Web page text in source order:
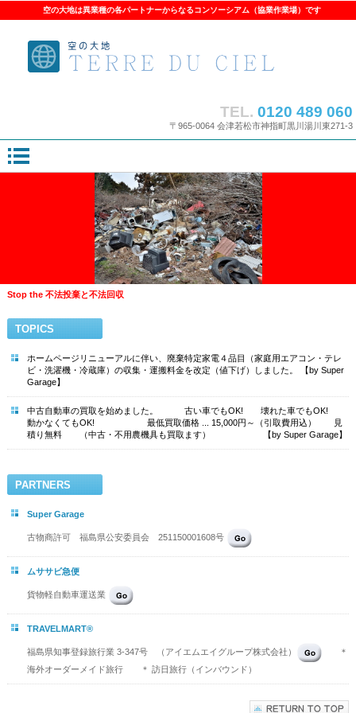
空の大地は異業種の各パートナーからなるコンソーシアム（協業作業場）です
TEL. 0120 489 060
〒965-0064 会津若松市神指町黒川湯川東271-3
Stop the 不法投棄と不法回収
TOPICS
ホームページリニューアルに伴い、廃棄特定家電４品目（家庭用エアコン・テレ
ビ・洗濯機・冷蔵庫）の収集・運搬料金を改定（値下げ）しました。 【by Super
Garage】
中古自動車の買取を始めました。 古い車でもOK! 壊れた車でもOK!
動かなくてもOK! 最低買取価格 ... 15,000円～（引取費用込） 見
積り無料 （中古・不用農機具も買取ます） 【by Super Garage】
PARTNERS
Super Garage
古物商許可 福島県公安委員会 251150001608号
ムササビ急便
貨物軽自動車運送業
TRAVELMART®
福島県知事登録旅行業 3-347号 （アイエムエイグループ株式会社）
＊
海外オーダーメイド旅行 ＊ 訪日旅行（インバウンド）